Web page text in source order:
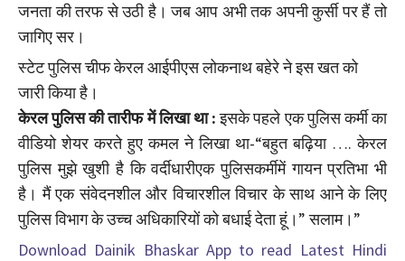
जनता की तरफ से उठी है। जब आप अभी तक अपनी कुर्सी पर हैं तो
जागिए सर।
स्टेट पुलिस चीफ केरल आईपीएस लोकनाथ बहेरे ने इस खत को
जारी किया है।
केरल पुलिस की तारीफ में लिखा था :इसके पहले एक पुलिस कर्मी का
वीडियो शेयर करते हुए कमल ने लिखा था-“बहुत बढ़िया …. केरल
पुलिस मुझे खुशी है कि वर्दीधारीएक पुलिसकर्मीमें गायन प्रतिभा भी
है। मैं एक संवेदनशील और विचारशील विचार के साथ आने के लिए
पुलिस विभाग के उच्च अधिकारियों को बधाई देता हूं।” सलाम।”
Download Dainik Bhaskar App to read Latest Hindi